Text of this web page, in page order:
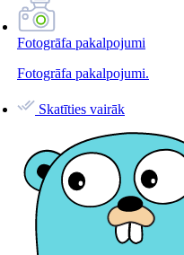
Fotogrāfa pakalpojumi
Fotogrāfa pakalpojumi.
Skatīties vairāk